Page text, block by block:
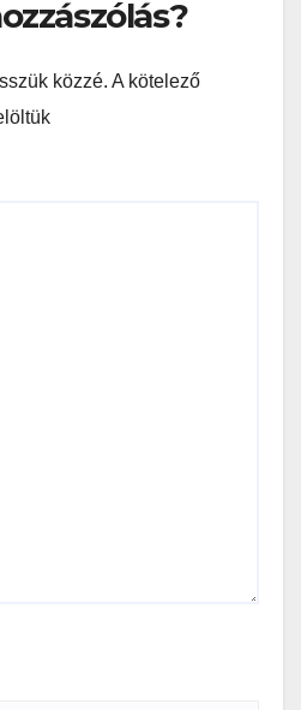
közzé. A kötelező